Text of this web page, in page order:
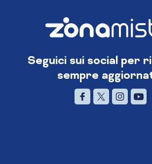
Seguici sui social per
sempre